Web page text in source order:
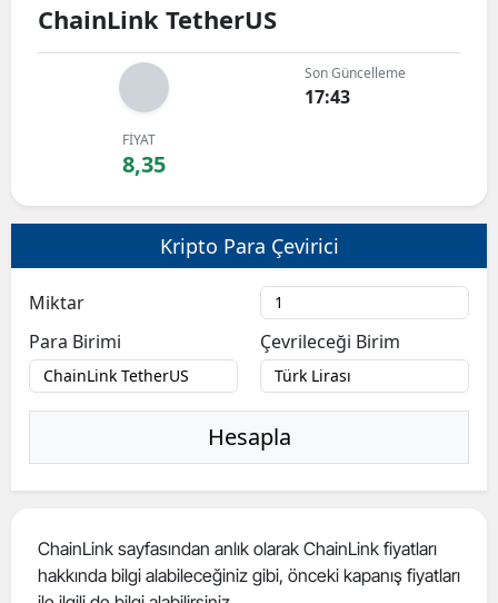
Antalya
Bitlis
Bolu
Bursa
Çanakkale
Çankırı
ChainLink TetherUS
Son Güncelleme
17:43
FİYAT
8,35
Kripto Para Çevirici
Miktar
Para Birimi
Çevrileceği Birim
Hesapla
ChainLink sayfasından anlık olarak ChainLink fiyatları
hakkında bilgi alabileceğiniz gibi, önceki kapanış fiyatları